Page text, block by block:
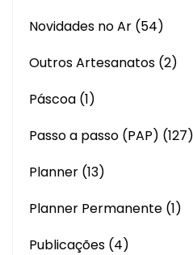
Novidades no Ar (54)
Outros Artesanatos (2)
Páscoa (1)
Passo a passo (PAP) (127)
Planner (13)
Planner Permanente (1)
Publicações (4)